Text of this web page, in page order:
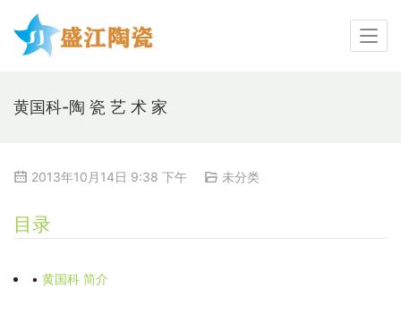
黄国科-陶 瓷 艺 术 家
2013年10月14日 9:38 下午 未分类
目录
• 黄国科 简介